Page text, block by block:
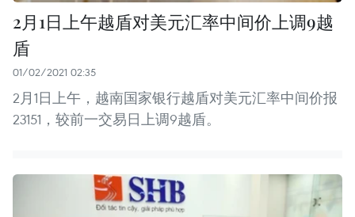
2月1日上午越盾对美元汇率中间价上调9越
盾
01/02/2021 02:35
2月1日上午，越南国家银行越盾对美元汇率中间价报
23151，较前一交易日上调9越盾。